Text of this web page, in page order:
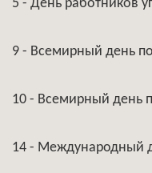
5 - День работников
9 - Всемирный день
10 - Всемирный день
14 - Международный